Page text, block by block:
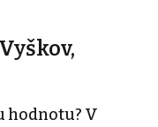
hodnotu? V